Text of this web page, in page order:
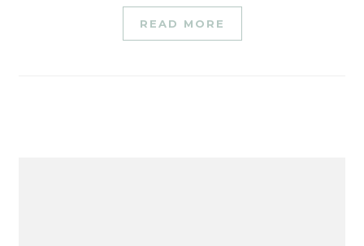
READ MORE